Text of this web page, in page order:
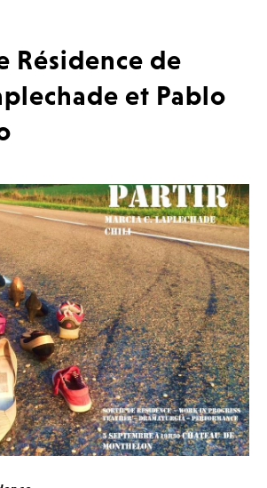
Résidence de
et Pablo